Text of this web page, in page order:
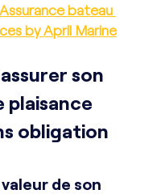
Assurance bateau
by April Marine
son
plaisance
obligation
de son